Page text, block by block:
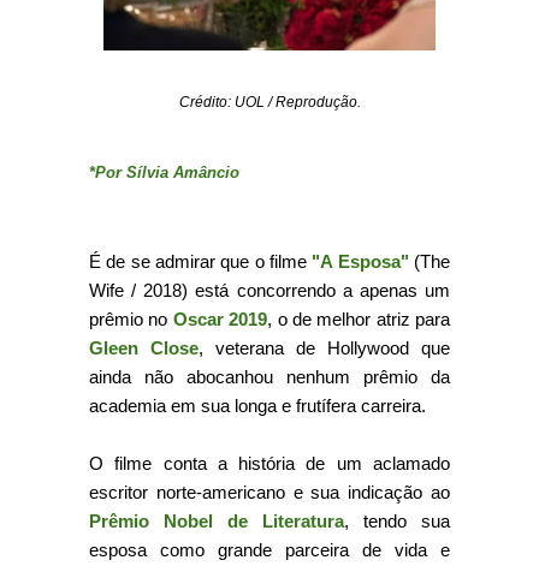
Crédito: UOL / Reprodução.
*Por Sílvia Amâncio
É de se admirar que o filme "A Esposa" (The
Wife / 2018) está concorrendo a apenas um
prêmio no Oscar 2019, o de melhor atriz para
Gleen Close, veterana de Hollywood que
ainda não abocanhou nenhum prêmio da
academia em sua longa e frutífera carreira.
O filme conta a história de um aclamado
escritor norte-americano e sua indicação ao
Prêmio Nobel de Literatura, tendo sua
esposa como grande parceira de vida e